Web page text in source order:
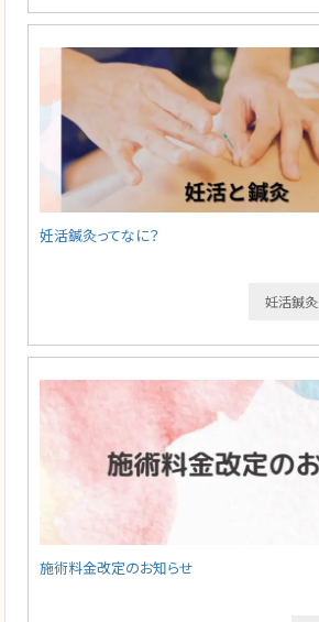
妊活鍼灸ってなに？
妊活鍼灸
施術料金改定のお知らせ